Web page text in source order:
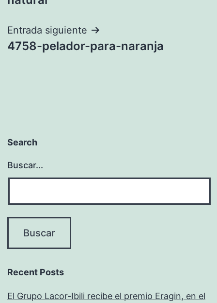
Entrada siguiente
4758-pelador-para-naranja
Search
Buscar...
Recent Posts
El Grupo Lacor-Ibili recibe el premio Eragin, en el